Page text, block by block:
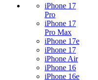
iPhone 17
Pro
iPhone 17
Pro Max
iPhone 17e
iPhone 17
iPhone Air
iPhone 16
iPhone 16e